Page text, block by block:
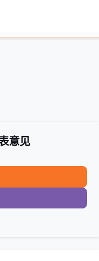
意见